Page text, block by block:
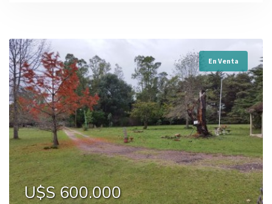
En Venta
U$S 600.000